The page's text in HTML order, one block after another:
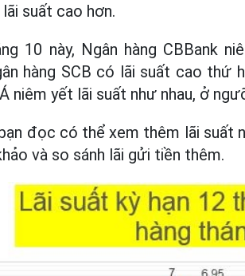
suất cao hơn.
10 này, Ngân hàng CBBank
hàng SCB có lãi suất cao thứ
niêm yết lãi suất như nhau, ở
đọc có thể xem thêm lãi suất
và so sánh lãi gửi tiền thêm.